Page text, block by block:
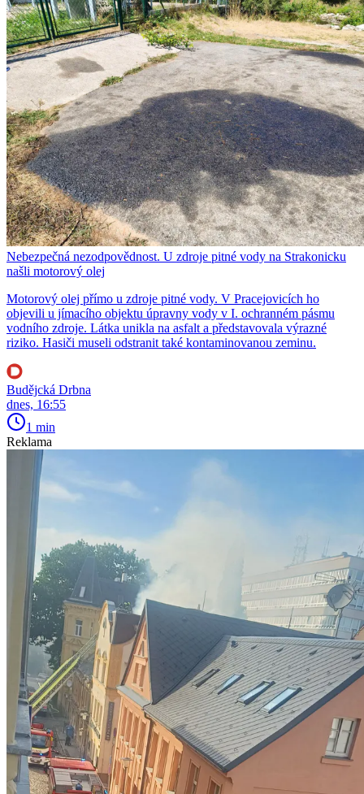
Nebezpečná nezodpovědnost. U zdroje pitné vody na Strakonicku
našli motorový olej
Motorový olej přímo u zdroje pitné vody. V Pracejovicích ho
objevili u jímacího objektu úpravny vody v I. ochranném pásmu
vodního zdroje. Látka unikla na asfalt a představovala výrazné
riziko. Hasiči museli odstranit také kontaminovanou zeminu.
Budějcká Drbna
dnes, 16:55
1 min
Reklama